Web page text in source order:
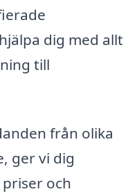
dig med allt
till
från olika
ger vi dig
och